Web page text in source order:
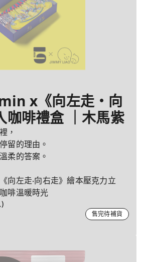
x《向左走・向
咖啡禮盒 ｜木馬紫
，
留的理由。
柔的答案。
向左走‧向右走》繪本壓克力立
啡溫暖時光
售完待補貨